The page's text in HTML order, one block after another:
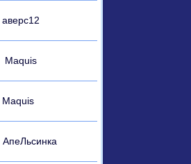
аверс12
Maquis
Maquis
АпеЛьсинка